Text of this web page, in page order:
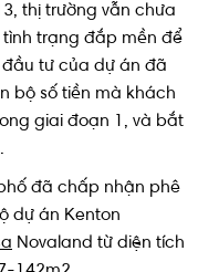
thị trường vẫn chưa
trạng đắp mền để
tư của dự án đã
bộ số tiền mà khách
giai đoạn 1, và bắt
đã chấp nhận phê
dự án Kenton
Novaland từ diện tích